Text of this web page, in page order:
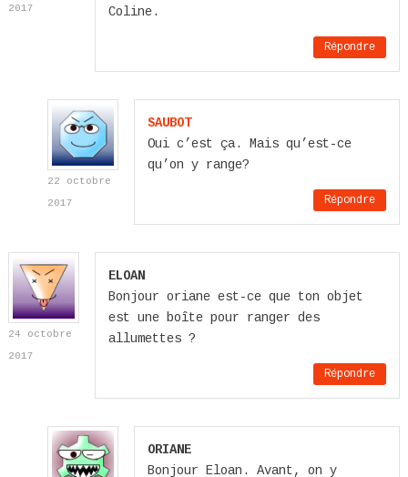
2017
Coline.
Répondre
22 octobre
2017
SAUBOT
Oui c’est ça. Mais qu’est-ce
qu’on y range?
Répondre
24 octobre
2017
ELOAN
Bonjour oriane est-ce que ton objet
est une boîte pour ranger des
allumettes ?
Répondre
ORIANE
Bonjour Eloan. Avant, on y